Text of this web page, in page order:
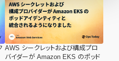
AWS シークレットおよび構成プロ
バイダーが Amazon EKS のポッド